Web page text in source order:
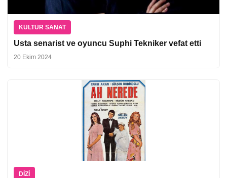
KÜLTÜR SANAT
Usta senarist ve oyuncu Suphi Tekniker vefat etti
20 Ekim 2024
DIZI